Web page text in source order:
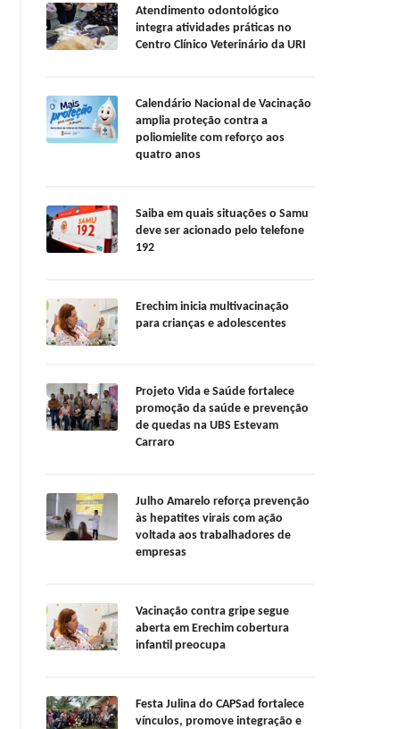
Atendimento odontológico
integra atividades práticas no
Centro Clínico Veterinário da URI
Calendário Nacional de Vacinação
amplia proteção contra a
poliomielite com reforço aos
quatro anos
Saiba em quais situações o Samu
deve ser acionado pelo telefone
192
Erechim inicia multivacinação
para crianças e adolescentes
Projeto Vida e Saúde fortalece
promoção da saúde e prevenção
de quedas na UBS Estevam
Carraro
Julho Amarelo reforça prevenção
às hepatites virais com ação
voltada aos trabalhadores de
empresas
Vacinação contra gripe segue
aberta em Erechim cobertura
infantil preocupa
Festa Julina do CAPSad fortalece
vínculos, promove integração e